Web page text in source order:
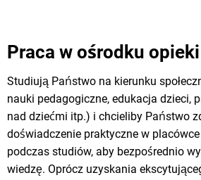
Praca w ośrodku
Studiują Państwo na kierunku
nauki pedagogiczne, edukacja dzieci,
nad dziećmi itp.) i chcieliby Państwo
doświadczenie praktyczne w
podczas studiów, aby bezpośrednio
wiedzę. Oprócz uzyskania